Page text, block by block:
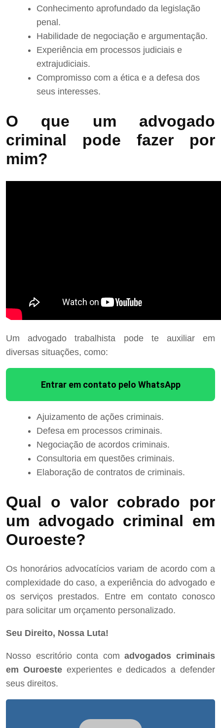
Conhecimento aprofundado da legislação
penal.
Habilidade de negociação e argumentação.
Experiência em processos judiciais e
extrajudiciais.
Compromisso com a ética e a defesa dos
seus interesses.
O que um advogado
criminal pode fazer por
mim?
Um advogado trabalhista pode te auxiliar em
diversas situações, como:
Entrar em contato pelo WhatsApp
Ajuizamento de ações criminais.
Defesa em processos criminais.
Negociação de acordos criminais.
Consultoria em questões criminais.
Elaboração de contratos de criminais.
Qual o valor cobrado por
um advogado criminal em
Ouroeste?
Os honorários advocatícios variam de acordo com a
complexidade do caso, a experiência do advogado e
os serviços prestados. Entre em contato conosco
para solicitar um orçamento personalizado.
Seu Direito, Nossa Luta!
Nosso escritório conta comadvogados criminais
em Ouroesteexperientes e dedicados a defender
seus direitos.